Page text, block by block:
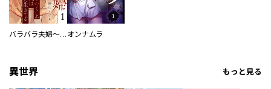
バラバラ夫婦～手足をなくした夫はまだ生きてる オンナムラ
異世界 もっと見る